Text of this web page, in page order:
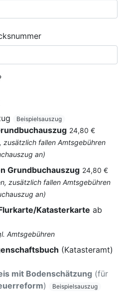
Beispielsauszug
24,80 €
zusätzlich fallen Amtsgebühren
an)
Grundbuchauszug 24,80 €
zusätzlich fallen Amtsgebühren
an)
Katasterkarte ab
Amtsgebühren
(Katasteramt)
mit Bodenschätzung (für
) Beispielsauszug